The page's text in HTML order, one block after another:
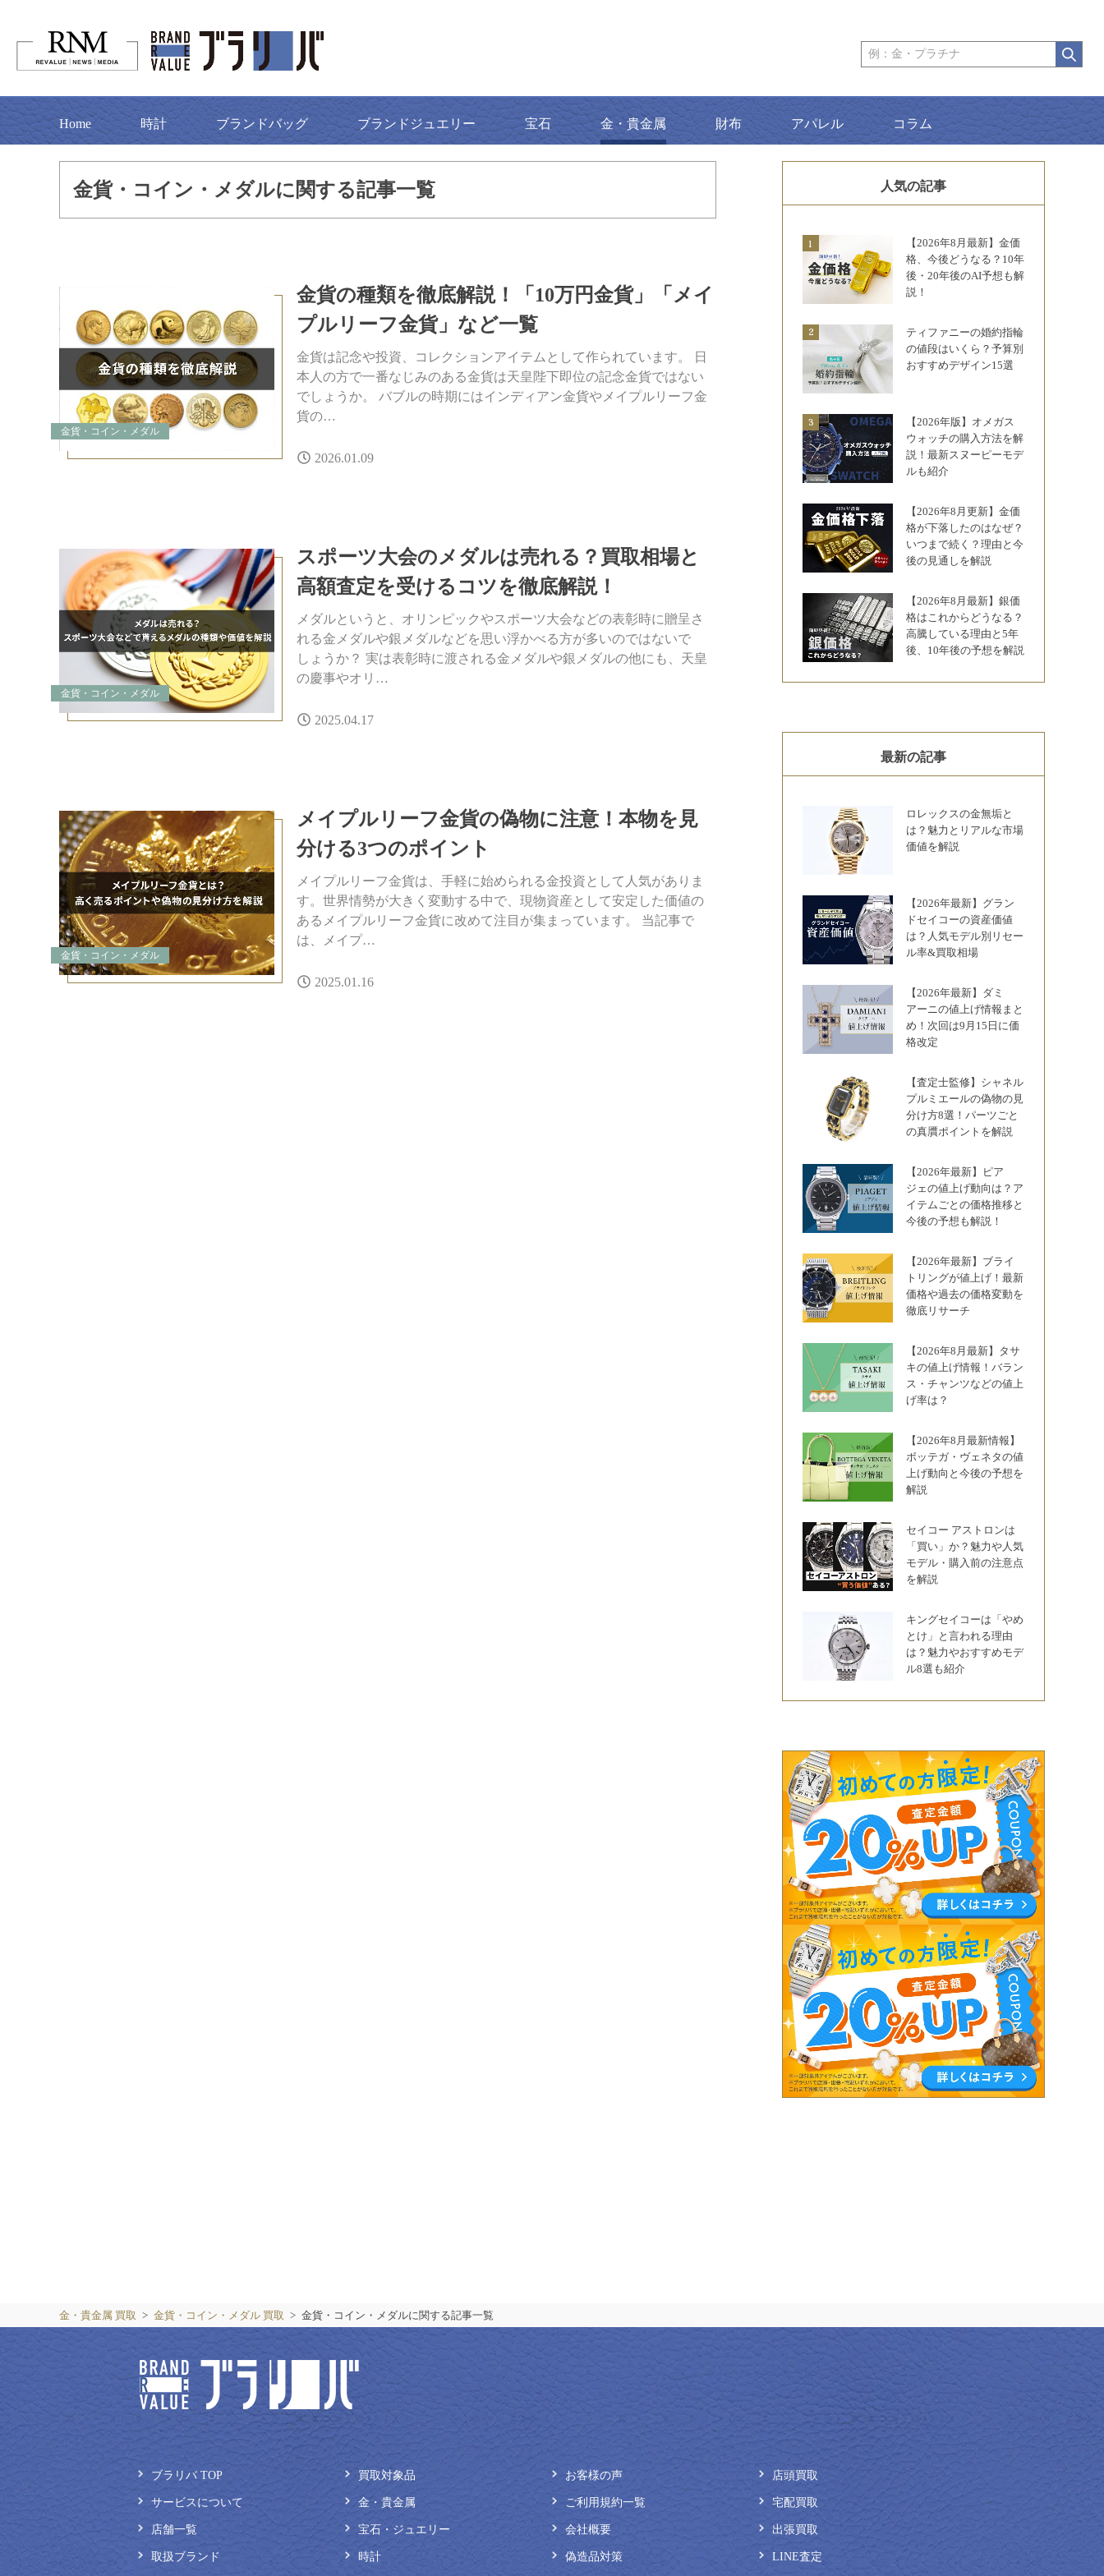
Home 時計 ブランドバッグ ブランドジュエリー 宝石 金・貴金属 財布 アパレル コラム
金貨・コイン・メダルに関する記事一覧
金貨・コイン・メダル
金貨の種類を徹底解説！「10万円金貨」「メイ
プルリーフ金貨」など一覧
金貨は記念や投資、コレクションアイテムとして作られています。 日
本人の方で一番なじみのある金貨は天皇陛下即位の記念金貨ではない
でしょうか。 バブルの時期にはインディアン金貨やメイプルリーフ金
貨の…
2026.01.09
金貨・コイン・メダル
スポーツ大会のメダルは売れる？買取相場と
高額査定を受けるコツを徹底解説！
メダルというと、オリンピックやスポーツ大会などの表彰時に贈呈さ
れる金メダルや銀メダルなどを思い浮かべる方が多いのではないで
しょうか？ 実は表彰時に渡される金メダルや銀メダルの他にも、天皇
の慶事やオリ…
2025.04.17
金貨・コイン・メダル
メイプルリーフ金貨の偽物に注意！本物を見
分ける3つのポイント
メイプルリーフ金貨は、手軽に始められる金投資として人気がありま
す。世界情勢が大きく変動する中で、現物資産として安定した価値の
あるメイプルリーフ金貨に改めて注目が集まっています。 当記事で
は、メイプ…
2025.01.16
人気の記事
【2026年8月最新】金価
格、今後どうなる？10年
後・20年後のAI予想も解
説！
ティファニーの婚約指輪
の値段はいくら？予算別
おすすめデザイン15選
【2026年版】オメガス
ウォッチの購入方法を解
説！最新スヌーピーモデ
ルも紹介
【2026年8月更新】金価
格が下落したのはなぜ？
いつまで続く？理由と今
後の見通しを解説
【2026年8月最新】銀価
格はこれからどうなる？
高騰している理由と5年
後、10年後の予想を解説
最新の記事
ロレックスの金無垢と
は？魅力とリアルな市場
価値を解説
【2026年最新】グラン
ドセイコーの資産価値
は？人気モデル別リセー
ル率&買取相場
【2026年最新】ダミ
アーニの値上げ情報まと
め！次回は9月15日に価
格改定
【査定士監修】シャネル
プルミエールの偽物の見
分け方8選！パーツごと
の真贋ポイントを解説
【2026年最新】ピア
ジェの値上げ動向は？ア
イテムごとの価格推移と
今後の予想も解説！
【2026年最新】ブライ
トリングが値上げ！最新
価格や過去の価格変動を
徹底リサーチ
【2026年8月最新】タサ
キの値上げ情報！バラン
ス・チャンツなどの値上
げ率は？
【2026年8月最新情報】
ボッテガ・ヴェネタの値
上げ動向と今後の予想を
解説
セイコー アストロンは
「買い」か？魅力や人気
モデル・購入前の注意点
を解説
キングセイコーは「やめ
とけ」と言われる理由
は？魅力やおすすめモデ
ル8選も紹介
金・貴金属 買取 金貨・コイン・メダル 買取 金貨・コイン・メダルに関する記事一覧
ブラリバ TOP
サービスについて
店舗一覧
取扱ブランド
買取対象品
金・貴金属
宝石・ジュエリー
時計
お客様の声
ご利用規約一覧
会社概要
偽造品対策
店頭買取
宅配買取
出張買取
LINE査定